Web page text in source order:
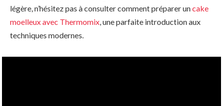
légère, n’hésitez pas à consulter comment préparer uncake
moelleux avec Thermomix, une parfaite introduction aux
techniques modernes.